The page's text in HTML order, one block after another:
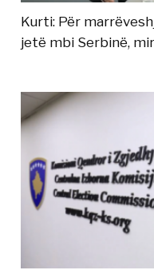
Kurti: Për
jetë mbi Serbinë,